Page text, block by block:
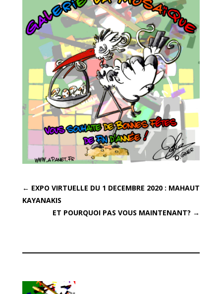
← EXPO VIRTUELLE DU 1 DECEMBRE 2020 : MAHAUT
KAYANAKIS
ET POURQUOI PAS VOUS MAINTENANT? →